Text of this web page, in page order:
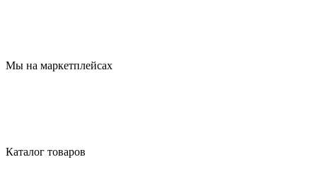
Мы на маркетплейсах
Каталог товаров